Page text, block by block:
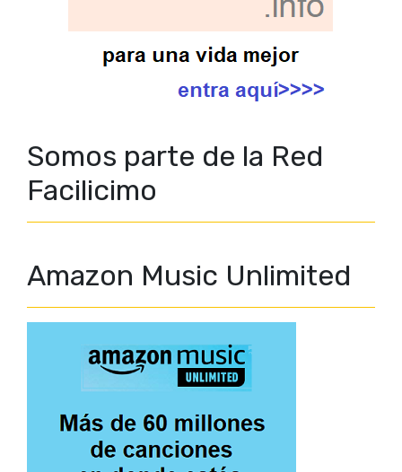
Somos parte de la Red
Facilicimo
Amazon Music Unlimited